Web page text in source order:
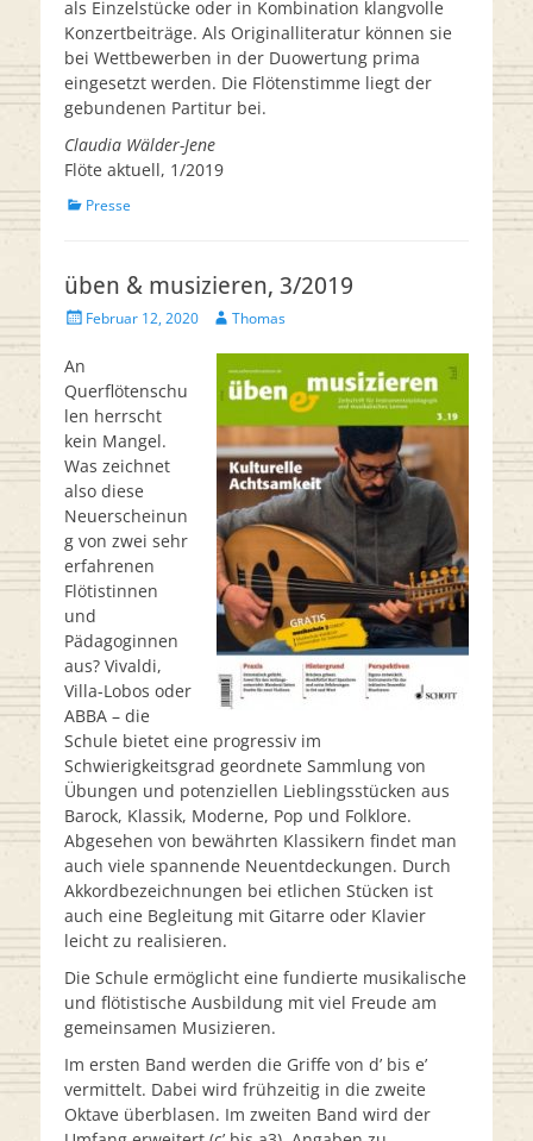
als Einzelstücke oder in Kombination klangvolle
Konzertbeiträge. Als Originalliteratur können sie
bei Wettbewerben in der Duowertung prima
eingesetzt werden. Die Flötenstimme liegt der
gebundenen Partitur bei.
Claudia Wälder-Jene
Flöte aktuell, 1/2019
Kategorien
Presse
üben & musizieren, 3/2019
Veröffentlicht
Februar 12, 2020 AutorThomas
An
Querflötenschu
len herrscht
kein Mangel.
Was zeichnet
also diese
Neuerscheinun
g von zwei sehr
erfahrenen
Flötistinnen
und
Pädagoginnen
aus? Vivaldi,
Villa-Lobos oder
ABBA – die
Schule bietet eine progressiv im
Schwierigkeitsgrad geordnete Sammlung von
Übungen und potenziellen Lieblingsstücken aus
Barock, Klassik, Moderne, Pop und Folklore.
Abgesehen von bewährten Klassikern findet man
auch viele spannende Neuentdeckungen. Durch
Akkordbezeichnungen bei etlichen Stücken ist
auch eine Begleitung mit Gitarre oder Klavier
leicht zu realisieren.
Die Schule ermöglicht eine fundierte musikalische
und flötistische Ausbildung mit viel Freude am
gemeinsamen Musizieren.
Im ersten Band werden die Griffe von d’ bis e’
vermittelt. Dabei wird frühzeitig in die zweite
Oktave überblasen. Im zweiten Band wird der